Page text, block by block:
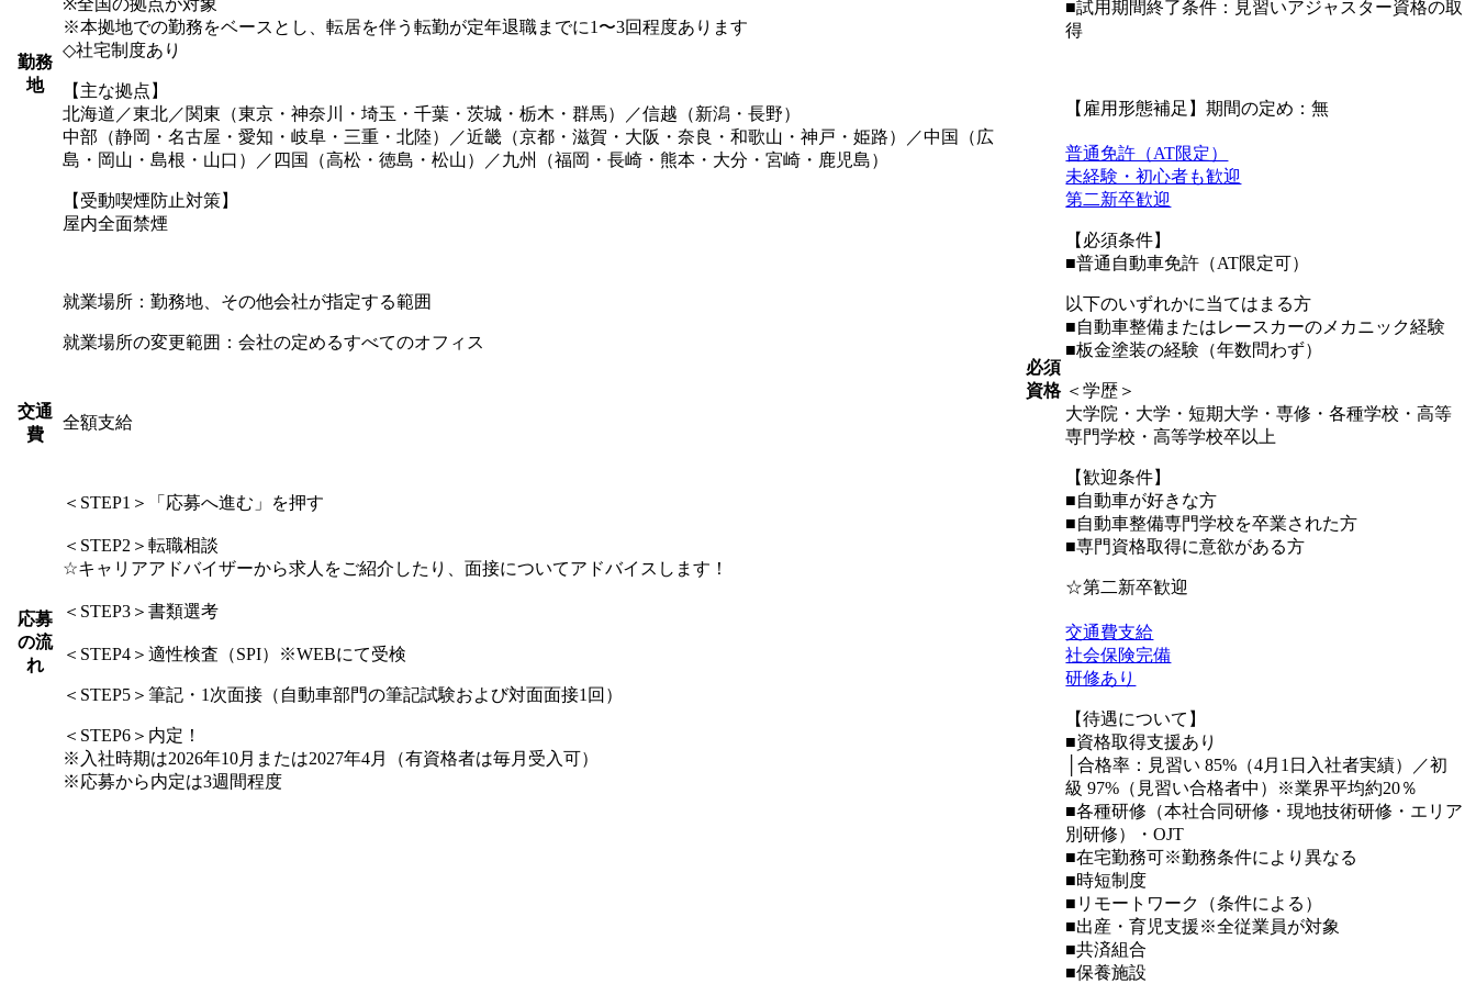
勤務
地
※全国の拠点が対象
※本拠地での勤務をベースとし、転居を伴う転勤が定年退職までに1〜3回程度あります
◇社宅制度あり
【主な拠点】
北海道／東北／関東（東京・神奈川・埼玉・千葉・茨城・栃木・群馬）／信越（新潟・長野）
中部（静岡・名古屋・愛知・岐阜・三重・北陸）／近畿（京都・滋賀・大阪・奈良・和歌山・神戸・姫路）／中国（広
島・岡山・島根・山口）／四国（高松・徳島・松山）／九州（福岡・長崎・熊本・大分・宮崎・鹿児島）
【受動喫煙防止対策】
屋内全面禁煙
就業場所：勤務地、その他会社が指定する範囲
就業場所の変更範囲：会社の定めるすべてのオフィス
交通
費
全額支給
応募
の流
れ
＜STEP1＞「応募へ進む」を押す
＜STEP2＞転職相談
☆キャリアアドバイザーから求人をご紹介したり、面接についてアドバイスします！
＜STEP3＞書類選考
＜STEP4＞適性検査（SPI）※WEBにて受検
＜STEP5＞筆記・1次面接（自動車部門の筆記試験および対面面接1回）
＜STEP6＞内定！
※入社時期は2026年10月または2027年4月（有資格者は毎月受入可）
※応募から内定は3週間程度
■試用期間終了条件：見習いアジャスター資格の取
得
【雇用形態補足】期間の定め：無
必須
資格
普通免許（AT限定）
未経験・初心者も歓迎
第二新卒歓迎
【必須条件】
■普通自動車免許（AT限定可）
以下のいずれかに当てはまる方
■自動車整備またはレースカーのメカニック経験
■板金塗装の経験（年数問わず）
＜学歴＞
大学院・大学・短期大学・専修・各種学校・高等
専門学校・高等学校卒以上
【歓迎条件】
■自動車が好きな方
■自動車整備専門学校を卒業された方
■専門資格取得に意欲がある方
☆第二新卒歓迎
交通費支給
社会保険完備
研修あり
【待遇について】
■資格取得支援あり
│合格率：見習い 85%（4月1日入社者実績）／初
級 97%（見習い合格者中）※業界平均約20％
■各種研修（本社合同研修・現地技術研修・エリア
別研修）・OJT
■在宅勤務可※勤務条件により異なる
■時短制度
■リモートワーク（条件による）
■出産・育児支援※全従業員が対象
■共済組合
■保養施設